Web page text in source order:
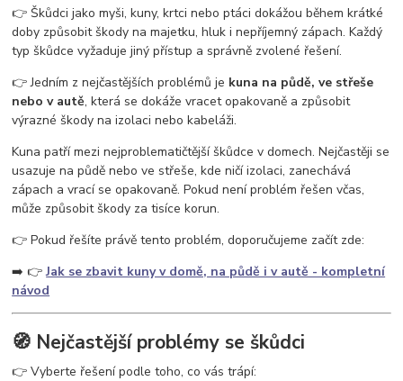
vosy v pergole
ochrana proti vosám
jak se zbavit vosího hnízda
odpuzovač vos
past na vosy
létající hmyz vosy v domě vosy ve střeše
👉 Škůdci jako myši, kuny, krtci nebo ptáci dokážou během krátké
doby způsobit škody na majetku, hluk i nepříjemný zápach. Každý
typ škůdce vyžaduje jiný přístup a správně zvolené řešení.
👉 Jedním z nejčastějších problémů je kuna na půdě, ve střeše
nebo v autě, která se dokáže vracet opakovaně a způsobit
výrazné škody na izolaci nebo kabeláži.
Kuna patří mezi nejproblematičtější škůdce v domech. Nejčastěji se
usazuje na půdě nebo ve střeše, kde ničí izolaci, zanechává
zápach a vrací se opakovaně. Pokud není problém řešen včas,
může způsobit škody za tisíce korun.
👉 Pokud řešíte právě tento problém, doporučujeme začít zde:
➡️ 👉Jak se zbavit kuny v domě, na půdě i v autě - kompletní
návod
🧭 Nejčastější problémy se škůdci
👉 Vyberte řešení podle toho, co vás trápí: